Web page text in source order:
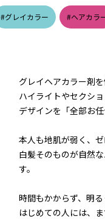
#グレイカラー #ヘアカラ
グレイヘアカラー剤
ハイライトやセクシ
デザインを「全部お
本人も地肌が弱く、
白髪そのものが自然
す。
時間もかからず、明
はじめての人には、